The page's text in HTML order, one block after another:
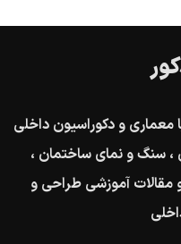
و دکوراسیون داخلی
، سنگ و نمای ساختمان ،
مقالات آموزشی طراحی و